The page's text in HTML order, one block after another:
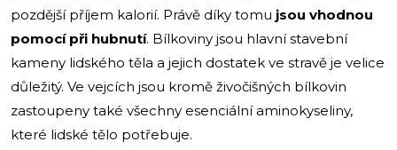
pozdější příjem kalorií. Právě díky tomu jsou vhodnou
pomocí při hubnutí. Bílkoviny jsou hlavní stavební
kameny lidského těla a jejich dostatek ve stravě je velice
důležitý. Ve vejcích jsou kromě živočišných bílkovin
zastoupeny také všechny esenciální aminokyseliny,
které lidské tělo potřebuje.